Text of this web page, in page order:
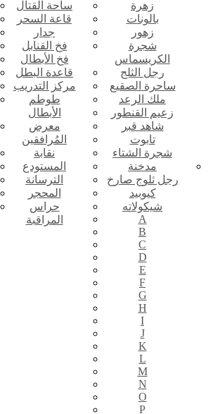
ساحة القتال
قاعة السحر
جدار
فخ القنابل
فخ الأبطال
قاعدة البطل
مركز التدريب
طوطم
الأبطال
معرض
المُرافقين
نقابة
المستودع
الترسانة
المحجر
حراس
المراقبة
زهرة
بالونات
زهور
شجرة
الكريسماس
رجل الثلج
ساحرة الصقيع
ملك الرعد
زعيم القنطور
شاهد قبر
تابوت
شجرة الشتاء
مدخنة
رجل ثلوج صارخ
كيوبيد
شيكولاته
A
B
C
D
E
F
G
H
I
J
K
L
M
N
O
P